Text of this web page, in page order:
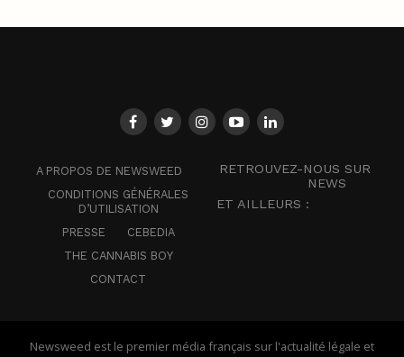
A PROPOS DE NEWSWEED
CONDITIONS GÉNÉRALES
D’UTILISATION
PRESSE
CEBEDIA
THE CANNABIS BOY
CONTACT
RETROUVEZ-NOUS SUR
NEWS
ET AILLEURS :
Newsweed est le premier média français sur l'actualité légale et